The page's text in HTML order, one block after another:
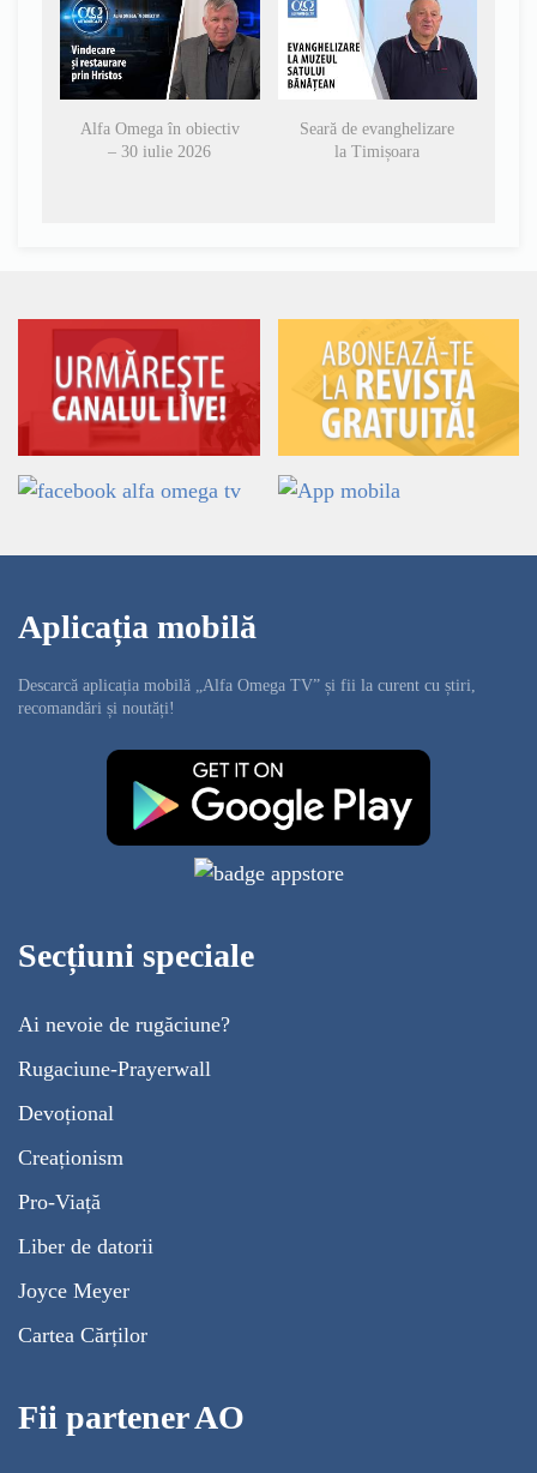
Alfa Omega în obiectiv
– 30 iulie 2026
Seară de evanghelizare
la Timișoara
Aplicația mobilă
Descarcă aplicația mobilă „Alfa Omega TV” și fii la curent cu știri,
recomandări și noutăți!
Secțiuni speciale
Ai nevoie de rugăciune?
Rugaciune-Prayerwall
Devoțional
Creaționism
Pro-Viață
Liber de datorii
Joyce Meyer
Cartea Cărților
Fii partener AO